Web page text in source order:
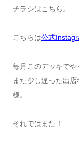
チラシはこちら。
こちらは公式
毎月このデッキで
また少し違った出
様。
それではまた！